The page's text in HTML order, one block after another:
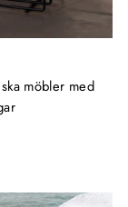
möbler med